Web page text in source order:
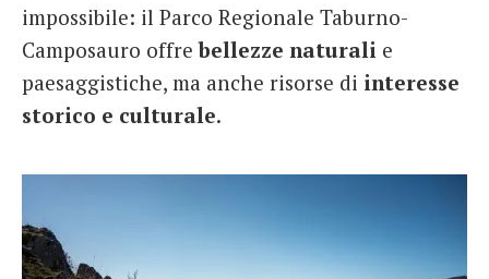
impossibile: il Parco Regionale Taburno-
Camposauro offrebellezze naturali e
paesaggistiche, ma anche risorse di interesse
storico e culturale.